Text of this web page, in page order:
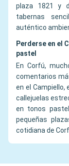
plaza 1821 y
tabernas
auténtico
Perderse en el
pastel
En Corfú,
comentarios
en el Campiello,
callejuelas
en tonos
pequeñas
cotidiana de